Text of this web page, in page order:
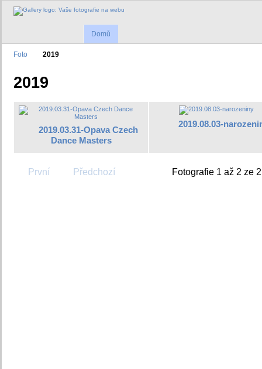
Domů
Foto 2019
2019
2019.03.31-Opava Czech
Dance Masters
2019.08.03-
První Předchozí Fotografie 1 až 2 ze 2